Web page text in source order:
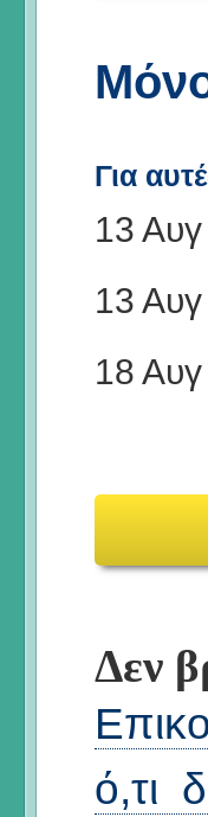
Για
13 Αυγ
13 Αυγ
18 Αυγ
Δεν
ό,τι